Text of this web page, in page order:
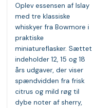
Oplev essensen af Islay
med tre klassiske
whiskyer fra Bowmore i
praktiske
miniatureflasker. Sættet
indeholder 12, 15 og 18
års udgaver, der viser
spændvidden fra frisk
citrus og mild røg til
dybe noter af sherry,